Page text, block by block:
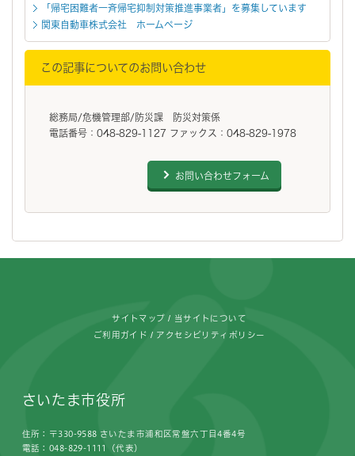
「帰宅困難者一斉帰宅抑制対策推進事業者」を募集しています
関東自動車株式会社 ホームページ
この記事についてのお問い合わせ
総務局/危機管理部/防災課 防災対策係
電話番号：048-829-1127 ファックス：048-829-1978
お問い合わせフォーム
サイトマップ 当サイトについて
ご利用ガイド アクセシビリティポリシー
さいたま市役所
住所：〒330-9588 さいたま市浦和区常盤六丁目4番4号
電話：048-829-1111（代表）